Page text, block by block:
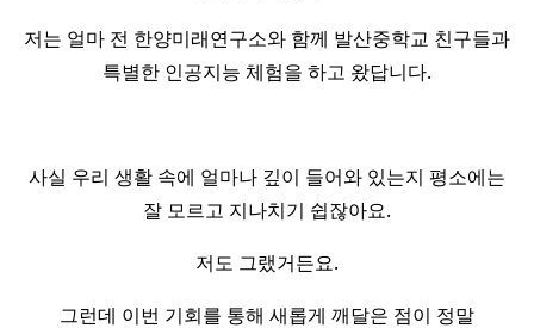
저는 얼마 전 한양미래연구소와 함께 발산중학교 친구들과
특별한 인공지능 체험을 하고 왔답니다.
사실 우리 생활 속에 얼마나 깊이 들어와 있는지 평소에는
잘 모르고 지나치기 쉽잖아요.
저도 그랬거든요.
그런데 이번 기회를 통해 새롭게 깨달은 점이 정말